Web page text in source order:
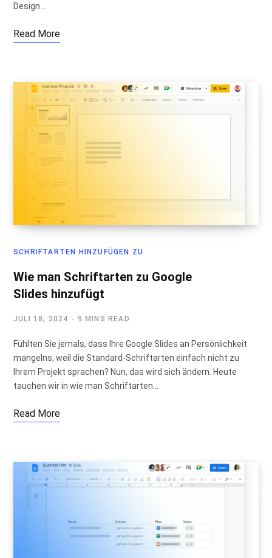
Design…
Read More
SCHRIFTARTEN HINZUFÜGEN ZU
Wie man Schriftarten zu Google
Slides hinzufügt
JULI 18, 2024 9 MINS READ
Fühlten Sie jemals, dass Ihre Google Slides an Persönlichkeit
mangelns, weil die Standard-Schriftarten einfach nicht zu
Ihrem Projekt sprachen? Nun, das wird sich ändern. Heute
tauchen wir in wie man Schriftarten…
Read More